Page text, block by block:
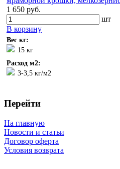
1 650 руб.
шт
В корзину
Вес кг:
15 кг
Расход м2:
3-3,5 кг/м2
Перейти
На главную
Новости и статьи
Договор оферта
Условия возврата